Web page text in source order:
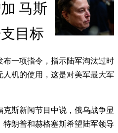
马斯
目标
一项指令，指示陆军淘汰过时
机的使用，这是对美军最大军
斯新闻节目中说，俄乌战争显
朗普和赫格塞斯希望陆军领导